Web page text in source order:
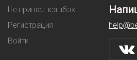
Скидкимагазины
условиях: их делают
предлагают денежные выгоды
Не пришел кэшбэк
Регистрация
Войти